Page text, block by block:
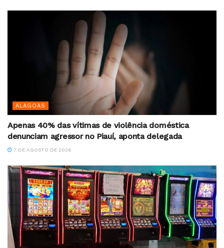
ALAGOAS
Apenas 40% das vítimas de violência doméstica
denunciam agressor no Piauí, aponta delegada
7 DE AGOSTO DE 2026